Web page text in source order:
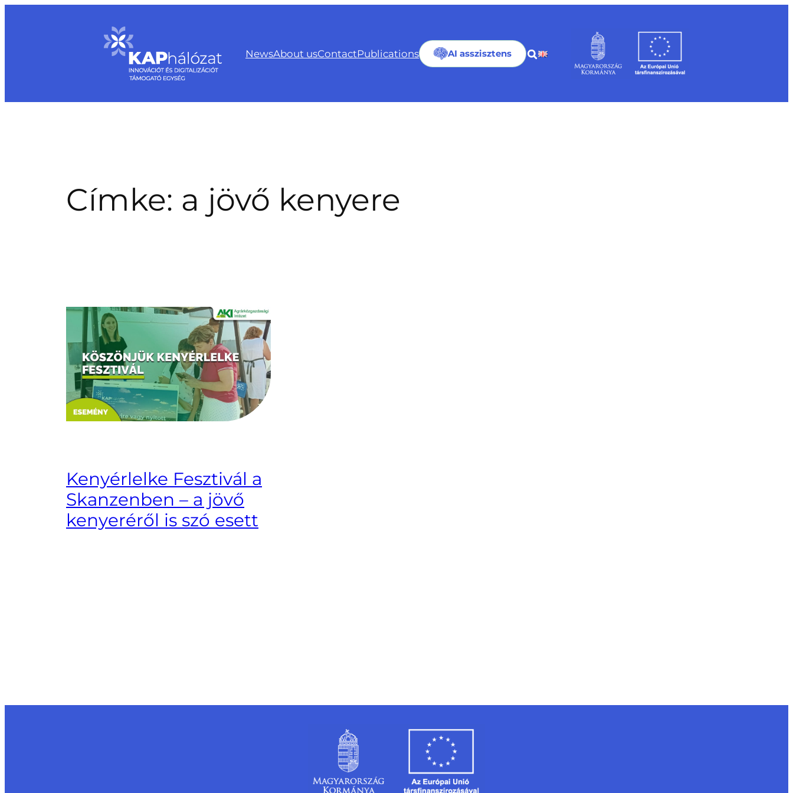
NewsAbout usContactPublications AI asszisztens
Címke: a jövő kenyere
Kenyérlelke Fesztivál a
Skanzenben – a jövő
kenyeréről is szó esett